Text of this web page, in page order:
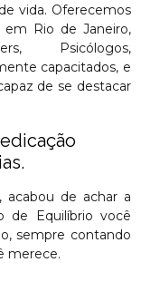
vida. Oferecemos
em Rio de Janeiro,
Psicólogos,
capacitados, e
de se destacar
acabou de achar a
de Equilíbrio você
sempre contando
merece.